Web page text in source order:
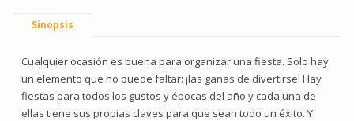
Sinopsis
Cualquier ocasión es buena para organizar una fiesta. Solo hay
un elemento que no puede faltar: ¡las ganas de divertirse! Hay
fiestas para todos los gustos y épocas del año y cada una de
ellas tiene sus propias claves para que sean todo un éxito. Y